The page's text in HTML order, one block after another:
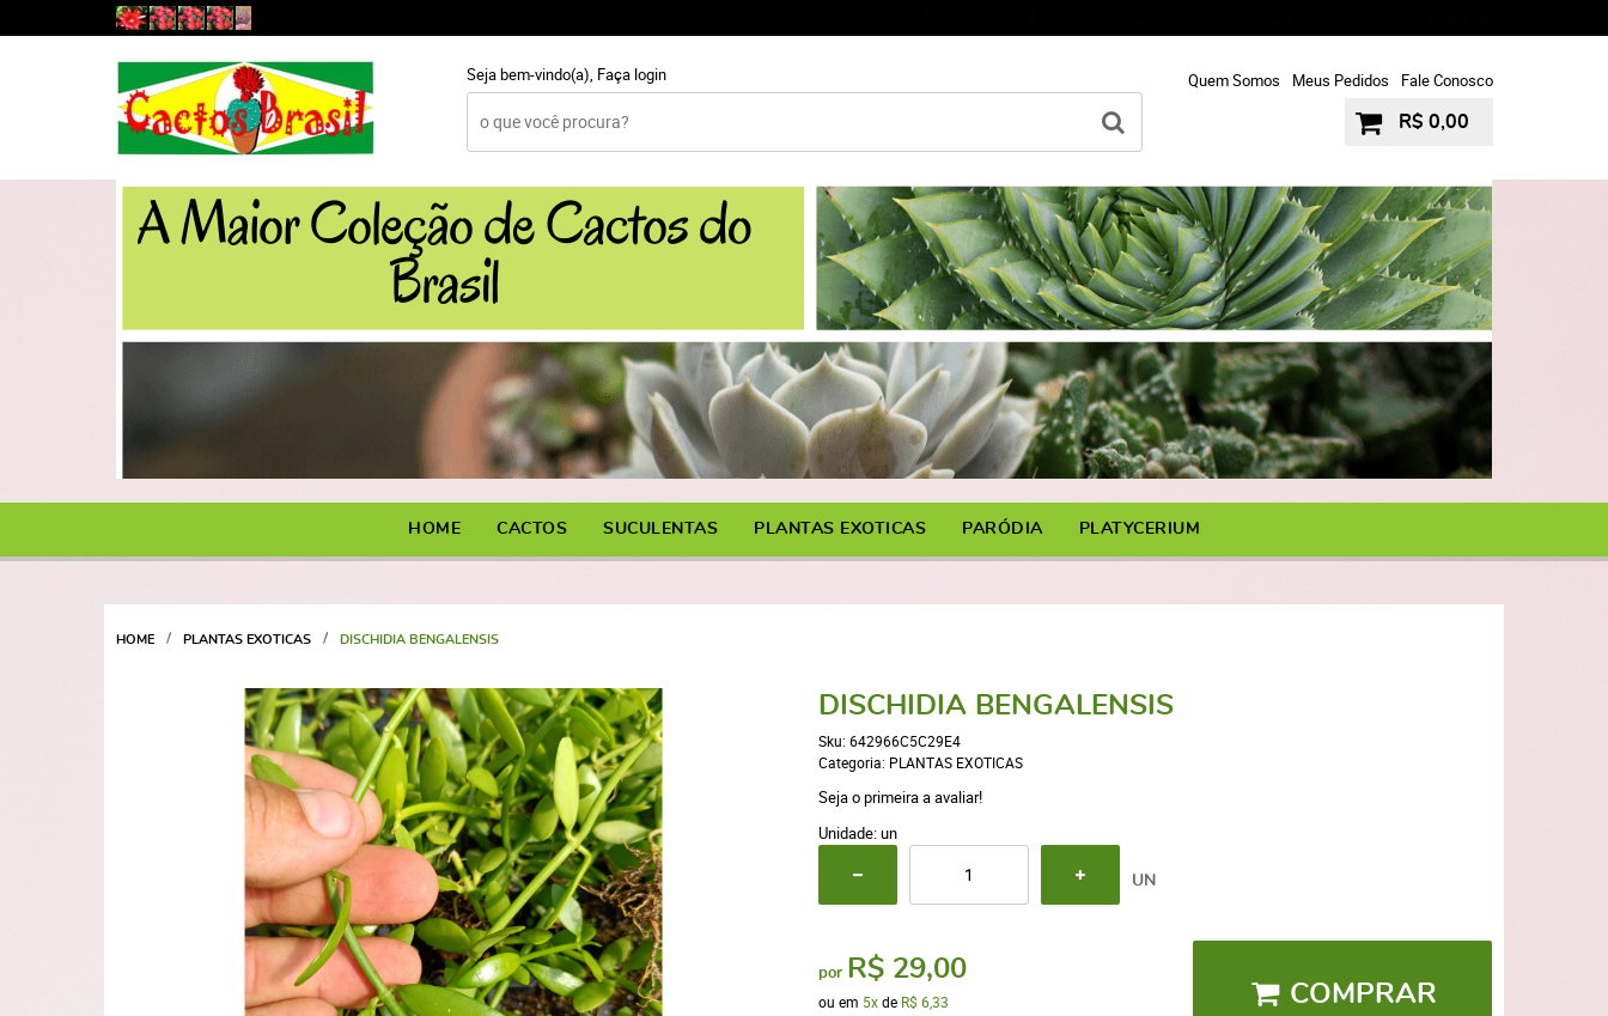
Seja bem-vindo(a), Faça login Quem Somos Meus Pedidos Fale Conosco
R$ 0,00
HOME CACTOS SUCULENTAS PLANTAS EXOTICAS PARÓDIA PLATYCERIUM
HOME PLANTAS EXOTICAS DISCHIDIA BENGALENSIS
DISCHIDIA BENGALENSIS
Sku: 642966C5C29E4
Categoria: PLANTAS EXOTICAS
Seja o primeira a avaliar!
Unidade: un
UN
por R$ 29,00
ou em 5xde R$ 6,33 COMPRAR